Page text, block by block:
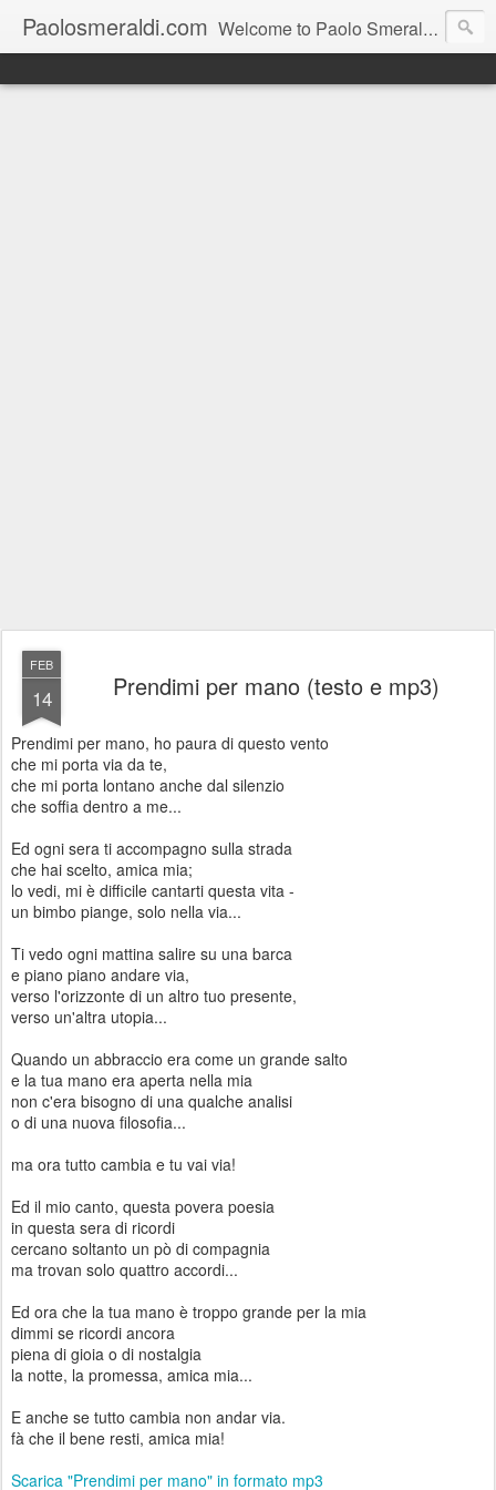
Paolosmeraldi.com Welcome to Paolo Smeraldi's website, online since 2002. Consigliere comunale a Sestri Levante.
FEB
14 Prendimi per mano (testo e mp3)
Prendimi per mano, ho paura di questo vento
che mi porta via da te,
che mi porta lontano anche dal silenzio
che soffia dentro a me...
Ed ogni sera ti accompagno sulla strada
che hai scelto, amica mia;
lo vedi, mi è difficile cantarti questa vita -
un bimbo piange, solo nella via...
Ti vedo ogni mattina salire su una barca
e piano piano andare via,
verso l'orizzonte di un altro tuo presente,
verso un'altra utopia...
Quando un abbraccio era come un grande salto
e la tua mano era aperta nella mia
non c'era bisogno di una qualche analisi
o di una nuova filosofia...
ma ora tutto cambia e tu vai via!
Ed il mio canto, questa povera poesia
in questa sera di ricordi
cercano soltanto un pò di compagnia
ma trovan solo quattro accordi...
Ed ora che la tua mano è troppo grande per la mia
dimmi se ricordi ancora
piena di gioia o di nostalgia
la notte, la promessa, amica mia...
E anche se tutto cambia non andar via.
fà che il bene resti, amica mia!
Scarica "Prendimi per mano" in formato mp3